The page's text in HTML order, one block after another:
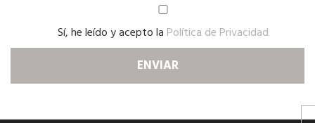
Sí, he leído y acepto la Política de Privacidad